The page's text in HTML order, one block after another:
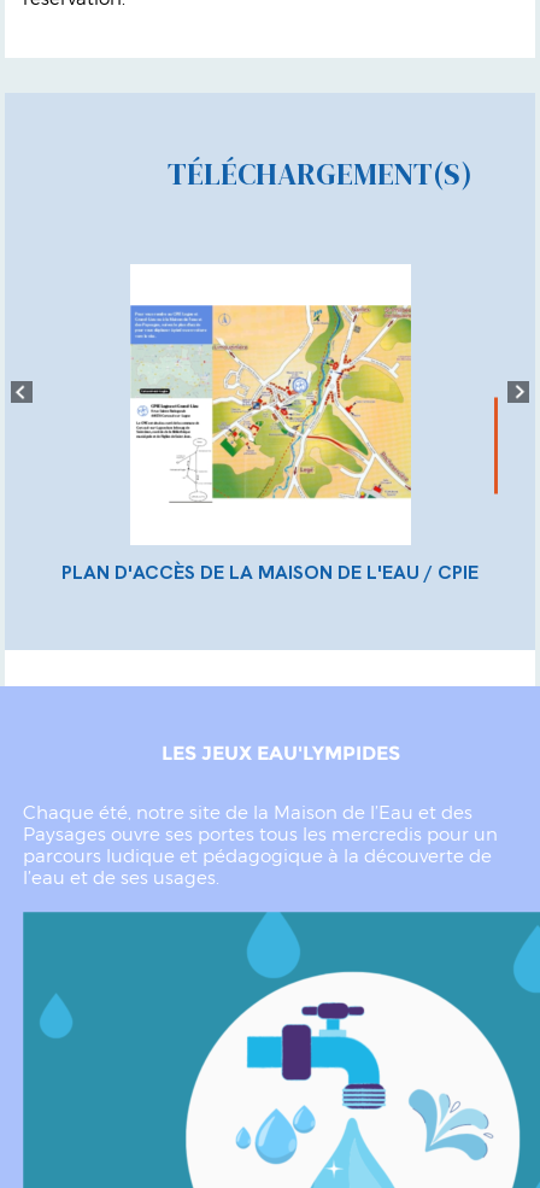
TÉLÉCHARGEMENT(S)
PLAN D'ACCÈS DE LA MAISON DE L'EAU / CPIE
LES JEUX EAU'LYMPIDES
Chaque été, notre site de la Maison de l’Eau et des
Paysages ouvre ses portes tous les mercredis pour un
parcours ludique et pédagogique à la découverte de
l’eau et de ses usages.